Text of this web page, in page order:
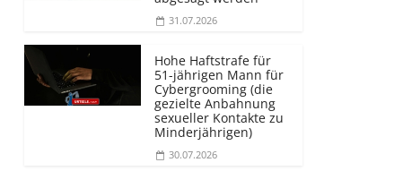
31.07.2026
Hohe Haftstrafe für
51-jährigen Mann für
Cybergrooming (die
gezielte Anbahnung
sexueller Kontakte zu
Minderjährigen)
30.07.2026